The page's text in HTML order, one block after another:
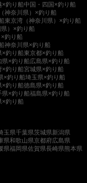
×釣り船中国・四国×釣り船
神奈川県）×釣り船
東京湾（神奈川県）×釣り船
）×釣り船
釣り船
神奈川県×釣り船
×釣り船東京都×釣り船
県×釣り船広島県×釣り船
×釣り船宮城県×釣り船
×釣り船埼玉県×釣り船
×釣り船徳島県×釣り船
県×釣り船福島県×釣り船
×釣り船
玉県千葉県茨城県新潟県
県和歌山県京都府広島県
県福岡県佐賀県長崎県熊本県